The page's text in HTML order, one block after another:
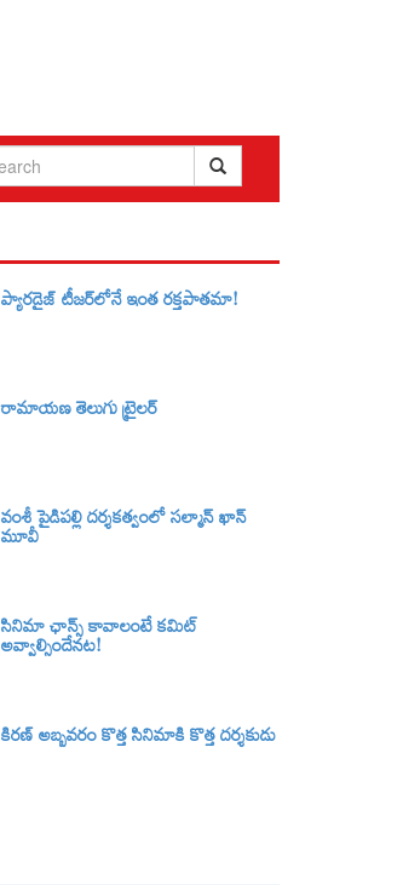
ప్యారడైజ్ టీజర్‌లోనే ఇంత రక్తపాతమా!
రామాయణ తెలుగు ట్రైలర్‌
వంశీ పైడిపల్లి దర్శకత్వంలో సల్మాన్ ఖాన్
మూవీ
సినిమా ఛాన్స్ కావాలంటే కమిట్
అవ్వాల్సిందేనట!
కిరణ్ అబ్బవరం కొత్త సినిమాకి కొత్త దర్శకుడు